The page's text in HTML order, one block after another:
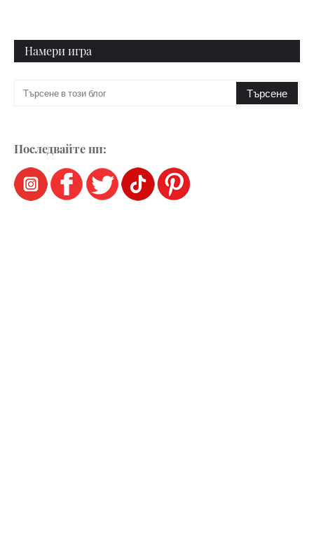
Намери игра
Последвайте ни: